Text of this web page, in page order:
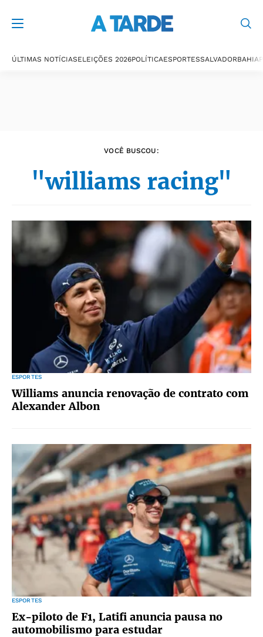
ÚLTIMAS NOTÍCIASELEIÇÕES 2026POLÍTICAESPORTESSALVADORBAHIA
VOCÊ BUSCOU:
"williams racing"
ESPORTES
Williams anuncia renovação de contrato com
Alexander Albon
ESPORTES
Ex-piloto de F1, Latifi anuncia pausa no
automobilismo para estudar